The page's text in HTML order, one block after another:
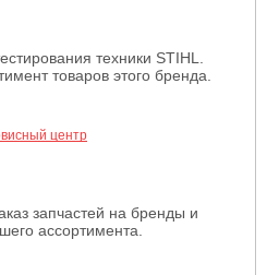
техники STIHL.
товаров этого бренда.
запчастей на бренды и
ассортимента.